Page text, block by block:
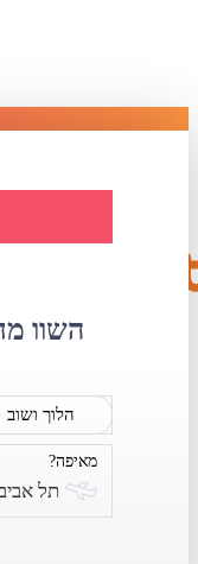
השוו
הלוך ושוב
מאיפה?
תל